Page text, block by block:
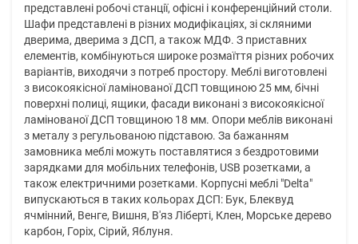
представлені робочі станції, офісні і конференційний столи.
Шафи представлені в різних модифікаціях, зі скляними
дверима, дверима з ДСП, а також МДФ. З приставних
елементів, комбінуються широке розмаїття різних робочих
варіантів, виходячи з потреб простору. Меблі виготовлені
з високоякісної ламінованої ДСП товщиною 25 мм, бічні
поверхні полиці, ящики, фасади виконані з високоякісної
ламінованої ДСП товщиною 18 мм. Опори меблів виконані
з металу з регульованою підставою. За бажанням
замовника меблі можуть поставлятися з бездротовими
зарядками для мобільних телефонів, USB розетками, а
також електричними розетками. Корпусні меблі "Delta"
випускаються в таких кольорах ДСП: Бук, Блеквуд
ячмінний, Венге, Вишня, В'яз Ліберті, Клен, Морське дерево
карбон, Горіх, Сірий, Яблуня.